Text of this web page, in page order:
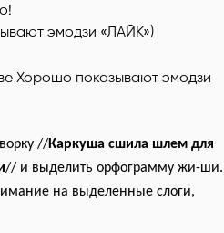
эмодзи «ЛАЙК»)
Хорошо показывают эмодзи
//Каркуша сшила шлем для
// и выделить орфограмму жи-ши.
на выделенные слоги,